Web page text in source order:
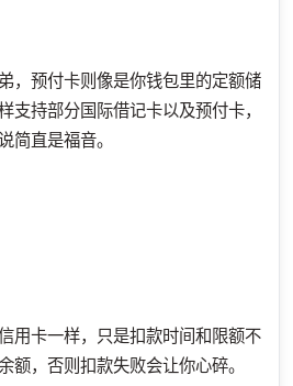
，预付卡则像是你钱包里的定额储
支持部分国际借记卡以及预付卡，
简直是福音。
用卡一样，只是扣款时间和限额不
额，否则扣款失败会让你心碎。